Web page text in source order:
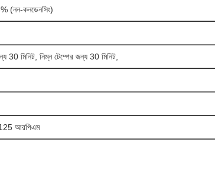
(নন-কনডেনসিং)
30 মিনিট, নিম্ন টেম্পের জন্য 30 মিনিট,
আরপিএম